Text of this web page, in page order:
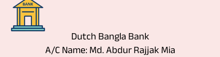
Dutch Bangla Bank
A/C Name: Md. Abdur Rajjak Mia